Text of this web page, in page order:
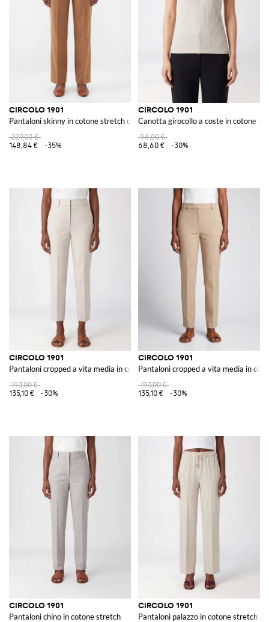
CIRCOLO 1901
Pantaloni skinny in cotone stretch con chiusura a scomparsa
229,00 €
148,84 €
-35%
CIRCOLO 1901
Canotta girocollo a coste in cotone
98,00 €
68,60 €
-30%
CIRCOLO 1901
Pantaloni cropped a vita media in cotone stretch con vestibilità slim
193,00 €
135,10 €
-30%
CIRCOLO 1901
Pantaloni cropped a vita media in
193,00 €
135,10 €
-30%
CIRCOLO 1901
Pantaloni chino in cotone stretch
CIRCOLO 1901
Pantaloni palazzo in cotone stretch a